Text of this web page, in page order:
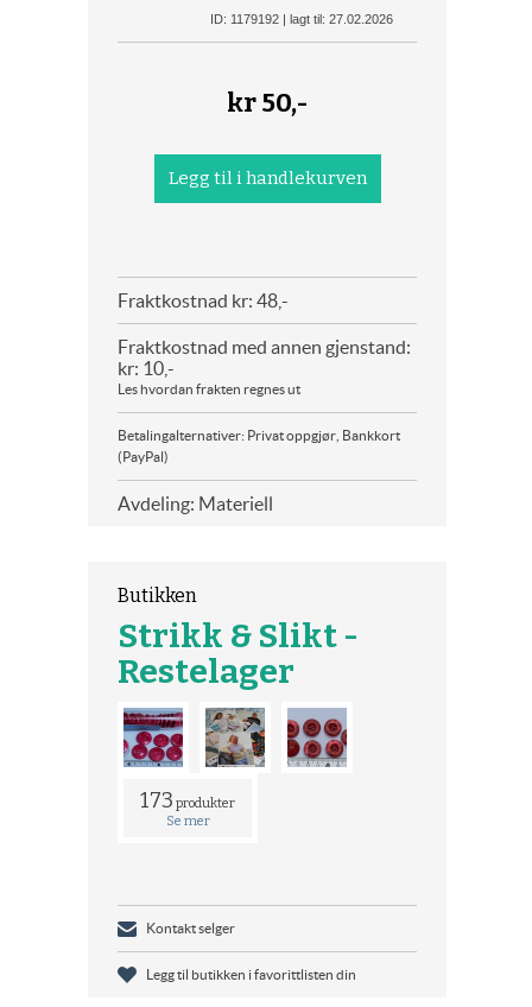
ID: 1179192 | lagt til: 27.02.2026
kr50,-
Fraktkostnad kr: 48,-
Fraktkostnad med annen gjenstand:
kr: 10,-
Les hvordan frakten regnes ut
Betalingalternativer: Privat oppgjør, Bankkort
(PayPal)
Avdeling: Materiell
Butikken
Strikk & Slikt -
Restelager
173 produkter
Se mer
Kontakt selger
Legg til butikken i favorittlisten din